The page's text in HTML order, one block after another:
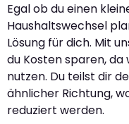
Egal ob du einen
Haushaltswechsel
Lösung für dich. Mit
du Kosten sparen,
nutzen. Du teilst dir
ähnlicher Richtung,
reduziert werden.